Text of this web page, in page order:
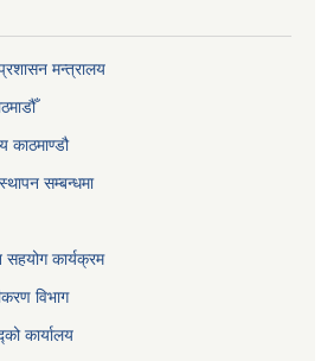
मन्त्रालय
काठमाण्ड‌ौ
सम्बन्धमा
सहयोग कार्यक्रम
विभाग
कार्यालय